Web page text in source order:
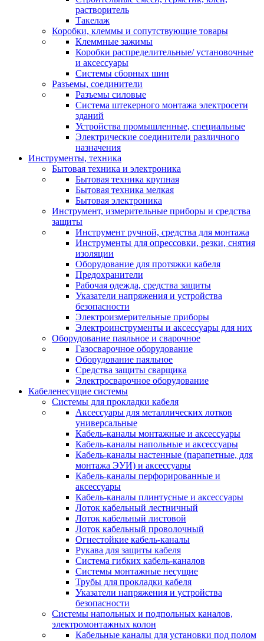
растворитель
Такелаж
Коробки, клеммы и сопутствующие товары
Клеммные зажимы
Коробки распределительные/ установочные
и аксессуары
Системы сборных шин
Разъемы, соединители
Разъемы силовые
Система штекерного монтажа электросети
зданий
Устройства промышленные, специальные
Электрические соединители различного
назначения
Инструменты, техника
Бытовая техника и электроника
Бытовая техника крупная
Бытовая техника мелкая
Бытовая электроника
Инструмент, измерительные приборы и средства
защиты
Инструмент ручной, средства для монтажа
Инструменты для опрессовки, резки, снятия
изоляции
Оборудование для протяжки кабеля
Предохранители
Рабочая одежда, средства защиты
Указатели напряжения и устройства
безопасности
Электроизмерительные приборы
Электроинструменты и аксессуары для них
Оборудование паяльное и сварочное
Газосварочное оборудование
Оборудование паяльное
Средства защиты сварщика
Электросварочное оборудование
Кабеленесущие системы
Системы для прокладки кабеля
Аксессуары для металлических лотков
универсальные
Кабель-каналы монтажные и аксессуары
Кабель-каналы напольные и аксессуары
Кабель-каналы настенные (парапетные, для
монтажа ЭУИ) и аксессуары
Кабель-каналы перфорированные и
аксессуары
Кабель-каналы плинтусные и аксессуары
Лоток кабельный лестничный
Лоток кабельный листовой
Лоток кабельный проволочный
Огнестойкие кабель-каналы
Рукава для защиты кабеля
Система гибких кабель-каналов
Системы монтажные несущие
Трубы для прокладки кабеля
Указатели напряжения и устройства
безопасности
Системы напольных и подпольных каналов,
электромонтажных колон
Кабельные каналы для установки под полом